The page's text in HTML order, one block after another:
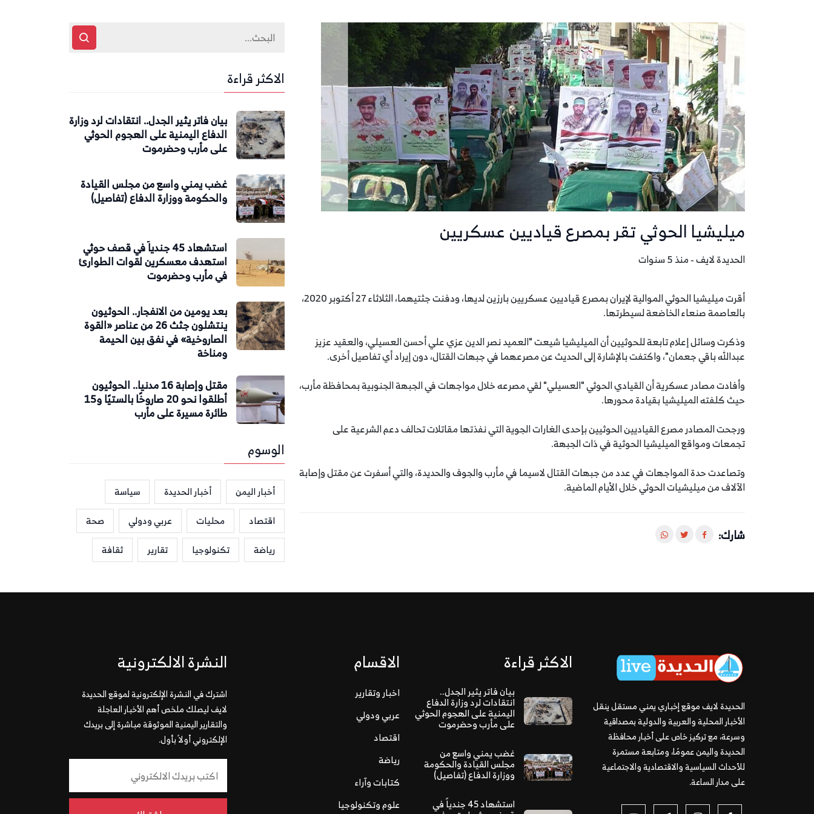
ميليشيا الحوثي تقر بمصرع قياديين عسكريين
الحديدة لايف - منذ 5 سنوات
أقرت ميليشيا الحوثي الموالية لإيران بمصرع قياديين عسكريين بارزين لديها، ودفنت جثتيهما، الثلاثاء 27 أكتوبر 2020،
بالعاصمة صنعاء الخاضعة لسيطرتها.
وذكرت وسائل إعلام تابعة للحوثيين أن الميليشيا شيعت "العميد نصر الدين عزي علي أحسن العسيلي، والعقيد عزيز
عبدالله باقي جعمان"، واكتفت بالإشارة إلى الحديث عن مصرعهما في جبهات القتال، دون إيراد أي تفاصيل أخرى.
وأفادت مصادر عسكرية أن القيادي الحوثي "العسيلي" لقي مصرعه خلال مواجهات في الجبهة الجنوبية بمحافظة مأرب،
حيث كلفته الميليشيا بقيادة محورها.
ورجحت المصادر مصرع القياديين الحوثيين بإحدى الغارات الجوية التي نفذتها مقاتلات تحالف دعم الشرعية على
تجمعات ومواقع الميليشيا الحوثية في ذات الجبهة.
وتصاعدت حدة المواجهات في عدد من جبهات القتال لاسيما في مأرب والجوف والحديدة، والتي أسفرت عن مقتل وإصابة
الآلاف من ميليشيات الحوثي خلال الأيام الماضية.
شارك:
الاكثر قراءة
بيان فاتر يثير الجدل.. انتقادات لرد وزارة
الدفاع اليمنية على الهجوم الحوثي
على مأرب وحضرموت
غضب يمني واسع من مجلس القيادة
والحكومة ووزارة الدفاع (تفاصيل)
استشهاد 45 جندياً في قصف حوثي
استهدف معسكرين لقوات الطوارئ
في مأرب وحضرموت
بعد يومين من الانفجار.. الحوثيون
ينتشلون جثث 26 من عناصر «القوة
الصاروخية» في نفق بين الحيمة
ومناخة
مقتل وإصابة 16 مدنيا.. الحوثيون
أطلقوا نحو 20 صاروخًا بالستيًا و15
طائرة مسيرة على مأرب
الوسوم
أخبار اليمن أخبار الحديدة
سياسة
اقتصاد
محليات عربي ودولي
صحة
رياضة
تكنولوجيا تقارير ثقافة
الحديدة لايف موقع إخباري يمني مستقل ينقل
الأخبار المحلية والعربية والدولية بمصداقية
وسرعة، مع تركيز خاص على أخبار محافظة
الحديدة واليمن عمومًا، ومتابعة مستمرة
للأحداث السياسية والاقتصادية والاجتماعية
على مدار الساعة.
الاكثر قراءة
بيان فاتر يثير الجدل..
انتقادات لرد وزارة الدفاع
اليمنية على الهجوم الحوثي
على مأرب وحضرموت
غضب يمني واسع من
مجلس القيادة والحكومة
ووزارة الدفاع (تفاصيل)
استشهاد 45 جندياً في
الاقسام
اخبار وتقارير
عربي ودولي
اقتصاد
رياضة
كتابات وآراء
علوم وتكنولوجيا
النشرة الالكترونية
اشترك في النشرة الإلكترونية لموقع الحديدة
لايف ليصلك ملخص أهم الأخبار العاجلة
والتقارير اليمنية الموثوقة مباشرة إلى بريدك
الإلكتروني أولاً بأول.